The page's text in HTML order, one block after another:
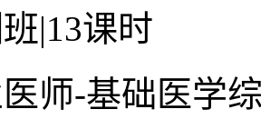
|13课时
师-基础医学